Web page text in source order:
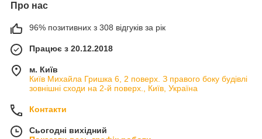
Про нас
96% позитивних з 308 відгуків за рік
Працює з 20.12.2018
м. Київ
Київ Михайла Гришка 6, 2 поверх. З правого боку будівлі
зовнішні сходи на 2-й поверх., Київ, Україна
Контакти
Сьогодні вихідний